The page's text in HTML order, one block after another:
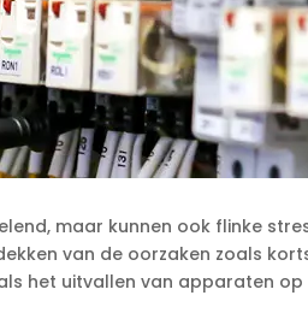
maar kunnen ook flinke
van de oorzaken zoals
het uitvallen van apparaten